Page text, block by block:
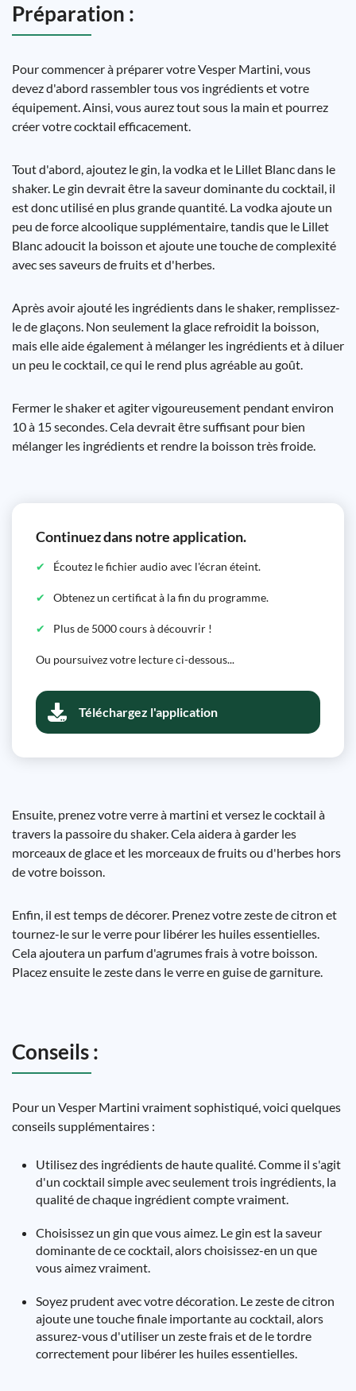
Préparation :
Pour commencer à préparer votre Vesper Martini, vous
devez d'abord rassembler tous vos ingrédients et votre
équipement. Ainsi, vous aurez tout sous la main et pourrez
créer votre cocktail efficacement.
Tout d'abord, ajoutez le gin, la vodka et le Lillet Blanc dans le
shaker. Le gin devrait être la saveur dominante du cocktail, il
est donc utilisé en plus grande quantité. La vodka ajoute un
peu de force alcoolique supplémentaire, tandis que le Lillet
Blanc adoucit la boisson et ajoute une touche de complexité
avec ses saveurs de fruits et d'herbes.
Après avoir ajouté les ingrédients dans le shaker, remplissez-
le de glaçons. Non seulement la glace refroidit la boisson,
mais elle aide également à mélanger les ingrédients et à diluer
un peu le cocktail, ce qui le rend plus agréable au goût.
Fermer le shaker et agiter vigoureusement pendant environ
10 à 15 secondes. Cela devrait être suffisant pour bien
mélanger les ingrédients et rendre la boisson très froide.
Continuez dans notre application.
Écoutez le fichier audio avec l'écran éteint.
Obtenez un certificat à la fin du programme.
Plus de 5000 cours à découvrir !
Ou poursuivez votre lecture ci-dessous...
Téléchargez l'application
Ensuite, prenez votre verre à martini et versez le cocktail à
travers la passoire du shaker. Cela aidera à garder les
morceaux de glace et les morceaux de fruits ou d'herbes hors
de votre boisson.
Enfin, il est temps de décorer. Prenez votre zeste de citron et
tournez-le sur le verre pour libérer les huiles essentielles.
Cela ajoutera un parfum d'agrumes frais à votre boisson.
Placez ensuite le zeste dans le verre en guise de garniture.
Conseils :
Pour un Vesper Martini vraiment sophistiqué, voici quelques
conseils supplémentaires :
Utilisez des ingrédients de haute qualité. Comme il s'agit
d'un cocktail simple avec seulement trois ingrédients, la
qualité de chaque ingrédient compte vraiment.
Choisissez un gin que vous aimez. Le gin est la saveur
dominante de ce cocktail, alors choisissez-en un que
vous aimez vraiment.
Soyez prudent avec votre décoration. Le zeste de citron
ajoute une touche finale importante au cocktail, alors
assurez-vous d'utiliser un zeste frais et de le tordre
correctement pour libérer les huiles essentielles.